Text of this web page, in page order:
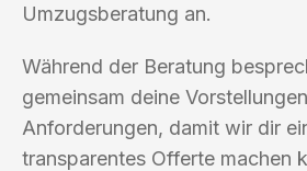
Umzugsberatung an.
Während der Beratung
gemeinsam deine
Anforderungen, damit wir dir
transparentes Offerte machen